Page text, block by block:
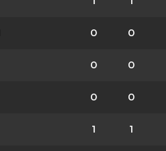
0 0
0 0
0 0
1 1